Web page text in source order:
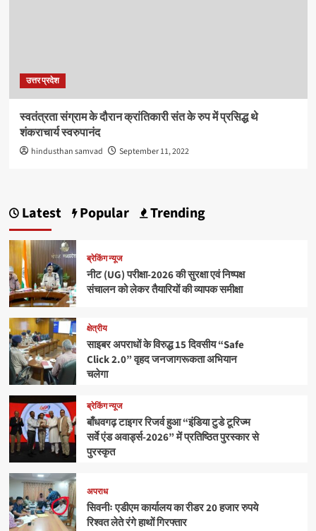
उत्तर प्रदेश
स्वतंत्रता संग्राम के दौरान क्रांतिकारी संत के रुप में प्रसिद्ध थे
शंकराचार्य स्वरुपानंद
hindusthan samvad September 11, 2022
Latest Popular Trending
ब्रेकिंग न्यूज
नीट (UG) परीक्षा-2026 की सुरक्षा एवं निष्पक्ष
संचालन को लेकर तैयारियों की व्यापक समीक्षा
क्षेत्रीय
साइबर अपराधों के विरुद्ध 15 दिवसीय “Safe
Click 2.0” वृहद जनजागरूकता अभियान
चलेगा
ब्रेकिंग न्यूज
बाँधवगढ़ टाइगर रिजर्व हुआ “इंडिया टुडे टूरिज्म
सर्वे एंड अवार्ड्स-2026” में प्रतिष्ठित पुरस्कार से
पुरस्कृत
अपराध
सिवनीः एडीएम कार्यालय का रीडर 20 हजार रुपये
रिश्वत लेते रंगे हाथों गिरफ्तार